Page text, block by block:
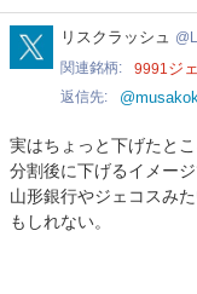
Lyscrash
リスクラッシュ
関連銘柄
9991ジ
返信先
実はちょっと下げたと
分割後に下げるイメー
山形銀行やジェコスみ
もしれない。